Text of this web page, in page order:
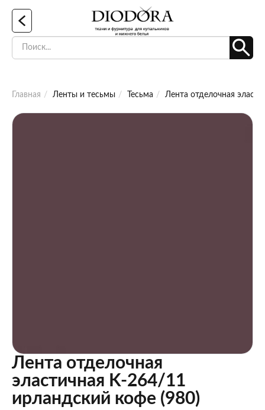
Главная Ленты и тесьмы Тесьма Лента отделочная
Лента отделочная
эластичная K-264/11
ирландский кофе (980)